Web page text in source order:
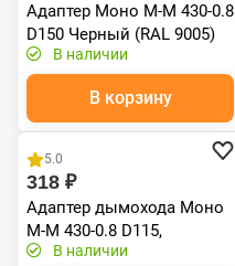
Адаптер Моно М-М 430-0.8
D150 Черный (RAL 9005)
эмаль Т до 600С*
В наличии
В корзину
Хит продаж
5.0
318 ₽
Адаптер дымохода Моно
М-М 430-0.8 D115,
переходник для печной
В наличии